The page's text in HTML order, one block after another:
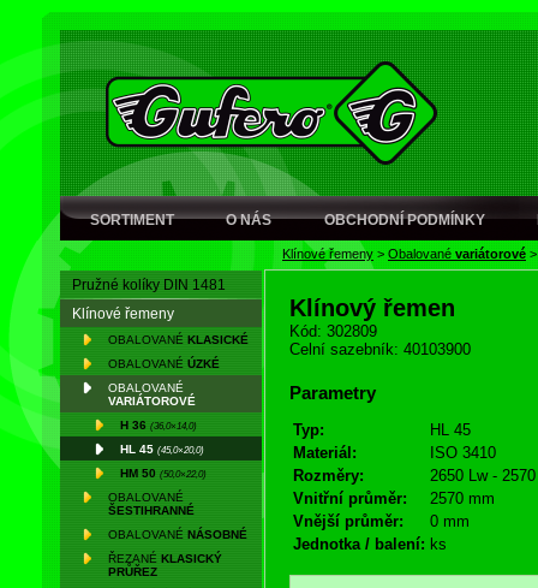
SORTIMENT O NÁS OBCHODNÍ PODMÍNKY
Klínové řemeny > Obalované variátorové
Pružné kolíky DIN 1481
Klínové řemeny
OBALOVANÉ KLASICKÉ
OBALOVANÉ ÚZKÉ
OBALOVANÉ
VARIÁTOROVÉ
H 36 (36,0×14,0)
HL 45 (45,0×20,0)
HM 50 (50,0×22,0)
OBALOVANÉ
ŠESTIHRANNÉ
OBALOVANÉ NÁSOBNÉ
ŘEZANÉ KLASICKÝ
PRŮŘEZ
Klínový řemen
Kód: 302809
Celní sazebník: 40103900
Parametry
Typ:
HL 45
Materiál:
ISO 3410
Rozměry:
2650 Lw -
Vnitřní průměr:
2570 mm
Vnější průměr:
0 mm
Jednotka / balení: ks